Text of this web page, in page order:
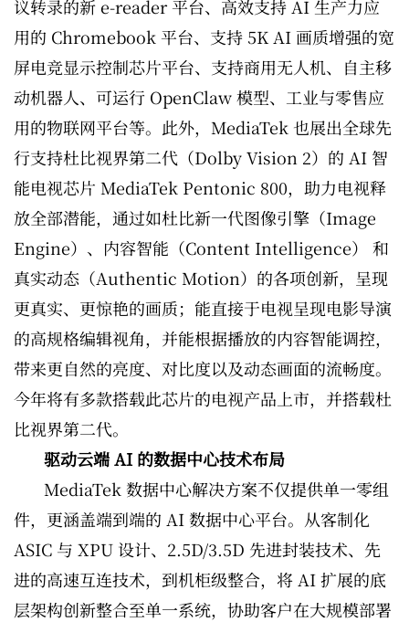
议转录的新 e-reader 平台、高效支持 AI 生产力应
用的 Chromebook 平台、支持 5K AI 画质增强的宽
屏电竞显示控制芯片平台、支持商用无人机、自主移
动机器人、可运行 OpenClaw 模型、工业与零售应
用的物联网平台等。此外，MediaTek 也展出全球先
行支持杜比视界第二代（Dolby Vision 2）的 AI 智
能电视芯片 MediaTek Pentonic 800，助力电视释
放全部潜能，通过如杜比新一代图像引擎（Image
Engine）、内容智能（Content Intelligence） 和
真实动态（Authentic Motion）的各项创新，呈现
更真实、更惊艳的画质；能直接于电视呈现电影导演
的高规格编辑视角，并能根据播放的内容智能调控，
带来更自然的亮度、对比度以及动态画面的流畅度。
今年将有多款搭载此芯片的电视产品上市，并搭载杜
比视界第二代。
驱动云端 AI 的数据中心技术布局
MediaTek 数据中心解决方案不仅提供单一零组
件，更涵盖端到端的 AI 数据中心平台。从客制化
ASIC 与 XPU 设计、2.5D/3.5D 先进封装技术、先
进的高速互连技术，到机柜级整合，将 AI 扩展的底
层架构创新整合至单一系统，协助客户在大规模部署